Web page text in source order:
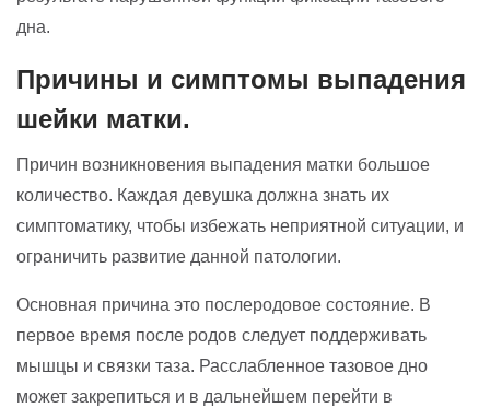
дна.
Причины и симптомы выпадения
шейки матки.
Причин возникновения выпадения матки большое
количество. Каждая девушка должна знать их
симптоматику, чтобы избежать неприятной ситуации, и
ограничить развитие данной патологии.
Основная причина это послеродовое состояние. В
первое время после родов следует поддерживать
мышцы и связки таза. Расслабленное тазовое дно
может закрепиться и в дальнейшем перейти в